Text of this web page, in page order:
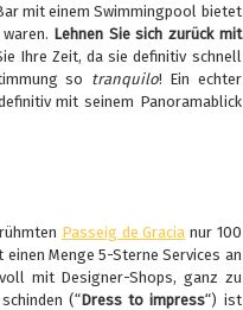
mit einem Swimmingpool bietet
Lehnen Sie sich zurück mit
Ihre Zeit, da sie definitiv schnell
so tranquilo! Ein echter
mit seinem Panoramablick
Passeig de Gracia nur 100
Menge 5-Sterne Services an
mit Designer-Shops, ganz zu
(“Dress to impress“) ist